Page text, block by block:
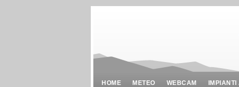
HOME METEO WEBCAM IMPIANTI